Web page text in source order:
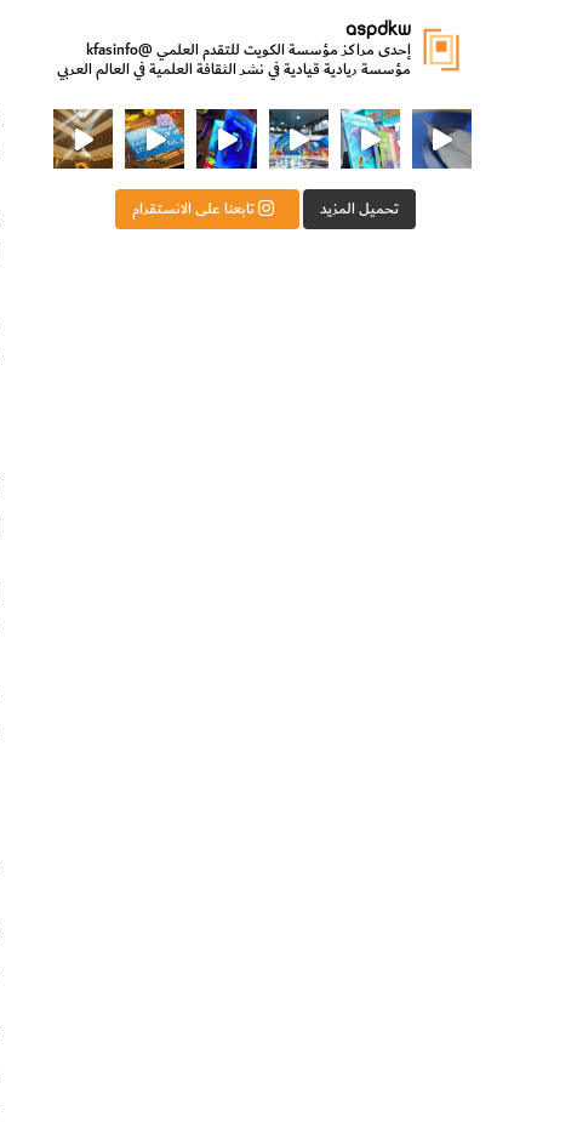
aspdkw
إحدى مراكز مؤسسة الكويت للتقدم العلمي@kfasinfo
مؤسسة ريادية قيادية في نشر الثقافة العلمية في العالم العربي
ووزير الدولة لشؤون الش
من الأعماق نكتشف ومن الكتب نتعلّم⁨ رجعنا! ما كنّا بعيد! مجهزين لكم كل جديد!⁩
تحميل المزيد تابعنا على الانستقرام